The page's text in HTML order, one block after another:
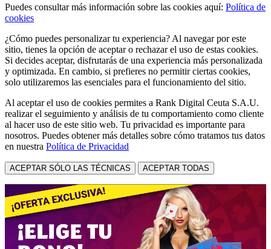
Puedes consultar más información sobre las cookies aquí: Política de
cookies
¿Cómo puedes personalizar tu experiencia? Al navegar por este
sitio, tienes la opción de aceptar o rechazar el uso de estas cookies.
Si decides aceptar, disfrutarás de una experiencia más personalizada
y optimizada. En cambio, si prefieres no permitir ciertas cookies,
solo utilizaremos las esenciales para el funcionamiento del sitio.
Al aceptar el uso de cookies permites a Rank Digital Ceuta S.A.U.
realizar el seguimiento y análisis de tu comportamiento como cliente
al hacer uso de este sitio web. Tu privacidad es importante para
nosotros. Puedes obtener más detalles sobre cómo tratamos tus datos
en nuestra Política de Privacidad
ACEPTAR SÓLO LAS TÉCNICAS ACEPTAR TODAS